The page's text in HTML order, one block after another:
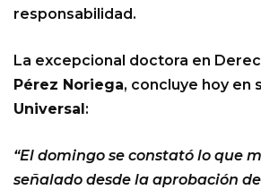
responsabilidad.
La excepcional doctora en
Pérez Noriega, concluye hoy en
Universal :
“El domingo se constató lo que
señalado desde la aprobación